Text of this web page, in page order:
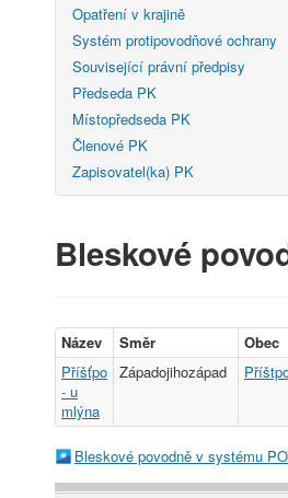
Opatření v krajině
Systém protipovodňové ochrany
Související právní předpisy
Předseda PK
Místopředseda PK
Členové PK
Zapisovatel(ka) PK
Bleskové
Název Směr
Obec
Příšťpo
- u
mlýna
Západojihozápad
Bleskové povodně v systému